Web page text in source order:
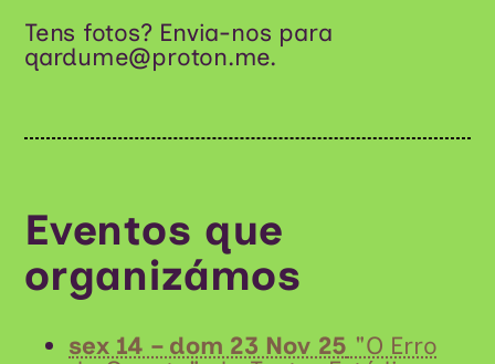
Tens fotos? Envia-nos para
qardume@proton.me.
Eventos que
organizámos
sex 14 – dom 23 Nov 25 "O Erro